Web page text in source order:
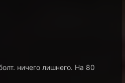
ничего лишнего. На 80